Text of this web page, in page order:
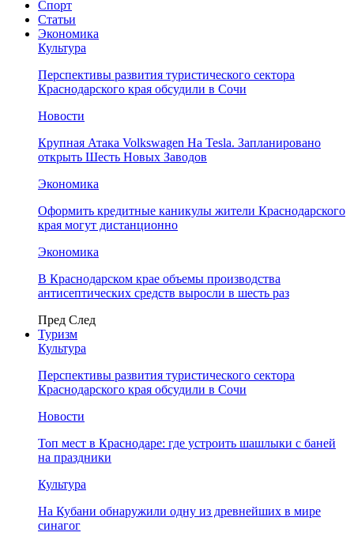
Спорт
Статьи
Экономика
Культура
Перспективы развития туристического сектора
Краснодарского края обсудили в Сочи
Новости
Крупная Атака Volkswagen На Tesla. Запланировано
открыть Шесть Новых Заводов
Экономика
Оформить кредитные каникулы жители Краснодарского
края могут дистанционно
Экономика
В Краснодарском крае объемы производства
антисептических средств выросли в шесть раз
Пред След
Туризм
Культура
Перспективы развития туристического сектора
Краснодарского края обсудили в Сочи
Новости
Топ мест в Краснодаре: где устроить шашлыки с баней
на праздники
Культура
На Кубани обнаружили одну из древнейших в мире
синагог